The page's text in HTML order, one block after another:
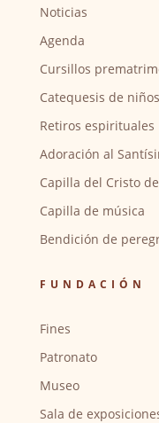
Noticias
Agenda
Cursillos
Catequesis de
Retiros espirituales
Adoración al
Capilla del Cristo
Capilla de música
Bendición de
FUNDACIÓN
Fines
Patronato
Museo
Sala de